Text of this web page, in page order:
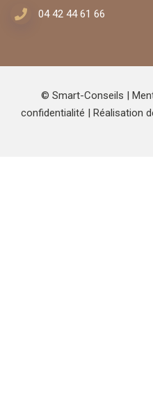
04 42 44 61 66
© Smart-Conseils |
confidentialité | Réalisation